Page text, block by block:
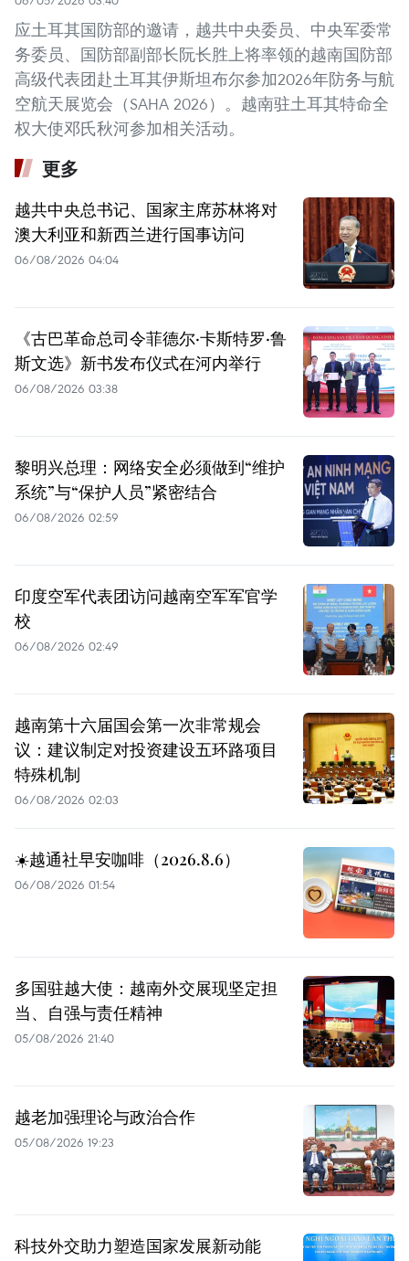
应土耳其国防部的邀请，越共中央委员、中央军委常
务委员、国防部副部长阮长胜上将率领的越南国防部
高级代表团赴土耳其伊斯坦布尔参加2026年防务与航
空航天展览会（SAHA 2026）。越南驻土耳其特命全
权大使邓氏秋河参加相关活动。
更多
越共中央总书记、国家主席苏林将对
澳大利亚和新西兰进行国事访问
06/08/2026 04:04
《古巴革命总司令菲德尔·卡斯特罗·鲁
斯文选》新书发布仪式在河内举行
06/08/2026 03:38
黎明兴总理：网络安全必须做到“维护
系统”与“保护人员”紧密结合
06/08/2026 02:59
印度空军代表团访问越南空军军官学
校
06/08/2026 02:49
越南第十六届国会第一次非常规会
议：建议制定对投资建设五环路项目
特殊机制
06/08/2026 02:03
☀️越通社早安咖啡（2026.8.6）
06/08/2026 01:54
多国驻越大使：越南外交展现坚定担
当、自强与责任精神
05/08/2026 21:40
越老加强理论与政治合作
05/08/2026 19:23
科技外交助力塑造国家发展新动能